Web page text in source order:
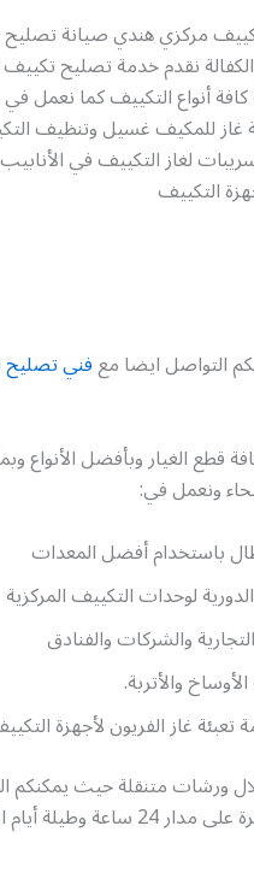
مركزي هندي صيانة
نقدم خدمة تصليح تكييف
أنواع التكييف كما نعمل
غاز للمكيف غسيل وتنظيف
لغاز التكييف في
التكييف
التواصل ايضا معفني
قطع الغيار وبأفضل الأنواع
ونعمل في:
باستخدام أفضل المعدات
لوحدات التكييف المركزية
والشركات والفنادق
والأتربة.
غاز الفريون لأجهزة
ورشات متنقلة حيث يمكنكم
الفيحاء في أي وقت فخدمتنا متوفرة على مدار 24